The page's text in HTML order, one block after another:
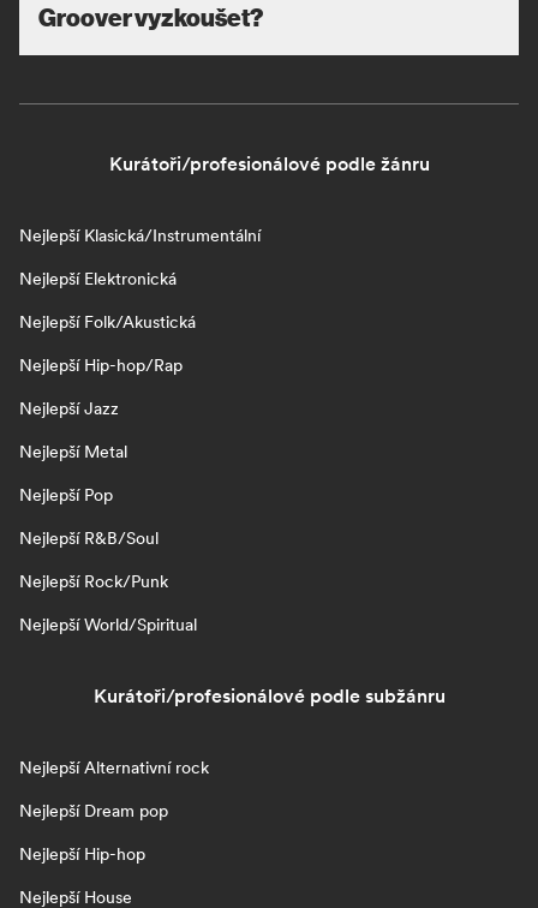
Groover vyzkoušet?
Kurátoři/profesionálové podle žánru
Nejlepší Klasická/Instrumentální
Nejlepší Elektronická
Nejlepší Folk/Akustická
Nejlepší Hip-hop/Rap
Nejlepší Jazz
Nejlepší Metal
Nejlepší Pop
Nejlepší R&B/Soul
Nejlepší Rock/Punk
Nejlepší World/Spiritual
Kurátoři/profesionálové podle subžánru
Nejlepší Alternativní rock
Nejlepší Dream pop
Nejlepší Hip-hop
Nejlepší House